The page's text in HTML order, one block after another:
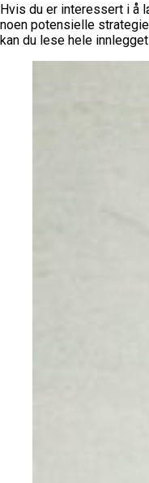
Hvis du er interessert i å
noen potensielle
kan du lese hele innlegget